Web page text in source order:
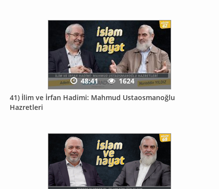
41) İlim ve İrfan Hadimi: Mahmud Ustaosmanoğlu
Hazretleri
48:41 1624